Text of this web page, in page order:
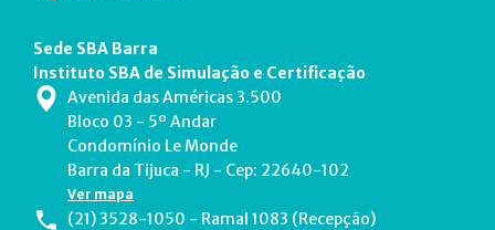
Sede SBA Barra
Instituto SBA de Simulação e Certificação
Avenida das Américas 3.500
Bloco 03 - 5º Andar
Condomínio Le Monde
Barra da Tijuca - RJ - Cep: 22640-102
Ver mapa
(21) 3528-1050 - Ramal 1083 (Recepção)